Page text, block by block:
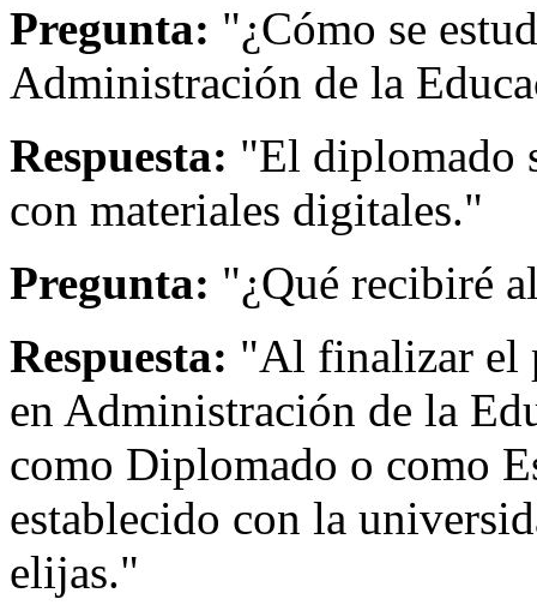
Pregunta: "¿Cómo se
Administración de la
Respuesta: "El diplomado
con materiales digitales."
Pregunta: "¿Qué recibiré
Respuesta: "Al finalizar el
en Administración de la
como Diplomado o como
establecido con la
elijas."